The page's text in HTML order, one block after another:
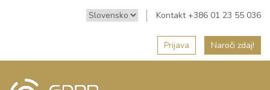
Kontakt +386 01 23 55 036
Prijava Naroči zdaj!